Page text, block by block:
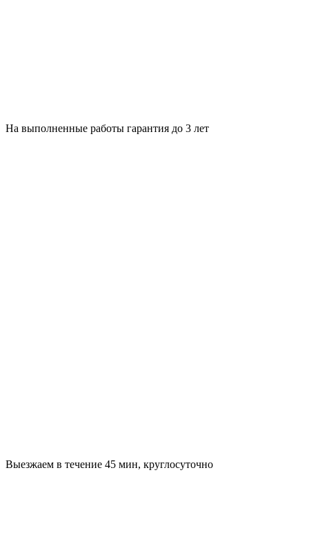
На выполненные работы гарантия до 3 лет
Выезжаем в течение 45 мин, круглосуточно